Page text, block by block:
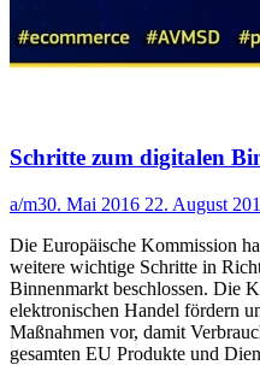
Schritte zum digitalen
a/m30. Mai 2016 22. August
Die Europäische Kommission
weitere wichtige Schritte in
Binnenmarkt beschlossen. Die
elektronischen Handel fördern
Maßnahmen vor, damit
gesamten EU Produkte und